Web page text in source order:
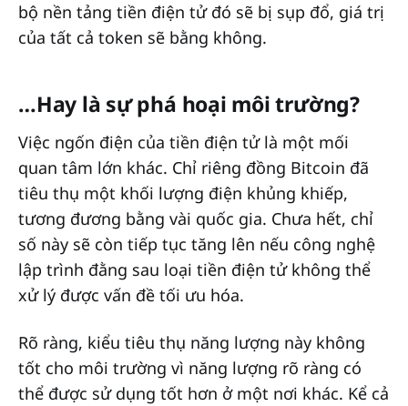
bộ nền tảng tiền điện tử đó sẽ bị sụp đổ, giá trị
của tất cả token sẽ bằng không.
…Hay là sự phá hoại môi trường?
Việc ngốn điện của tiền điện tử là một mối
quan tâm lớn khác. Chỉ riêng đồng Bitcoin đã
tiêu thụ một khối lượng điện khủng khiếp,
tương đương bằng vài quốc gia. Chưa hết, chỉ
số này sẽ còn tiếp tục tăng lên nếu công nghệ
lập trình đằng sau loại tiền điện tử không thể
xử lý được vấn đề tối ưu hóa.
Rõ ràng, kiểu tiêu thụ năng lượng này không
tốt cho môi trường vì năng lượng rõ ràng có
thể được sử dụng tốt hơn ở một nơi khác. Kể cả